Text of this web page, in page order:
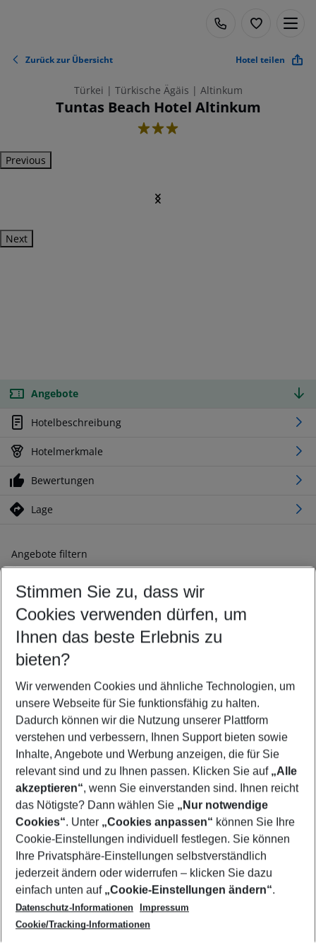
Zurück zur Übersicht Hotel teilen
Türkei | Türkische Ägäis | Altinkum
Tuntas Beach Hotel Altinkum
3
Previous
Next
Angebote
Hotelbeschreibung
Hotelmerkmale
Bewertungen
Lage
Angebote filtern
Ändern Sie Ihre Kriterien nach Ihren Wünschen
Abflughafen wählen
Beliebiger Abflughafen
Reisezeitraum wählen
09.08.26– 07.08.27 5-8 Nächte
2 Erwachsene Keine Kinder
Mehr Filter anzeigen
Footer
Footer navigation
Über uns
AGB
Cookie-Einstellungen ändern
Cookie-Richtlinie
Datenschutz
Service & Hilfe
Barrierefreies Reisen
Check-in
Folgen Sie uns
Stimmen Sie zu, dass wir
Cookies verwenden dürfen, um
Ihnen das beste Erlebnis zu
bieten?
Wir verwenden Cookies und ähnliche Technologien, um
unsere Webseite für Sie funktionsfähig zu halten.
Dadurch können wir die Nutzung unserer Plattform
verstehen und verbessern, Ihnen Support bieten sowie
Inhalte, Angebote und Werbung anzeigen, die für Sie
relevant sind und zu Ihnen passen. Klicken Sie auf „Alle
akzeptieren“, wenn Sie einverstanden sind. Ihnen reicht
das Nötigste? Dann wählen Sie „Nur notwendige
Cookies“. Unter „Cookies anpassen“ können Sie Ihre
Cookie-Einstellungen individuell festlegen. Sie können
Ihre Privatsphäre-Einstellungen selbstverständlich
jederzeit ändern oder widerrufen – klicken Sie dazu
einfach unten auf „Cookie-Einstellungen ändern“.
Datenschutz-Informationen
Impressum
Cookie/Tracking-Informationen